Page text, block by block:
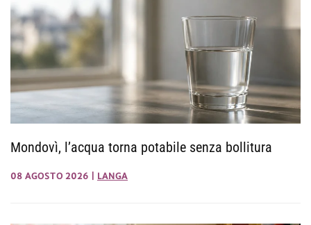
Mondovì, l’acqua torna potabile senza bollitura
08 AGOSTO 2026 LANGA